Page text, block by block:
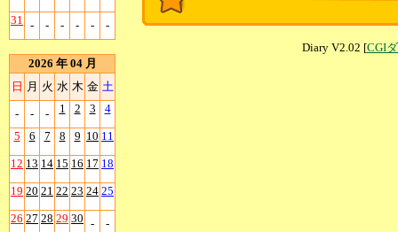
31 - - - - - -
2026 年 04 月
日 月 火 水 木 金 土
- - - 1 2 3 4
5 6 7 8 9 10 11
12 13 14 15 16 17 18
19 20 21 22 23 24 25
26 27 28 29 30 - -
Diary V2.02 [CGI